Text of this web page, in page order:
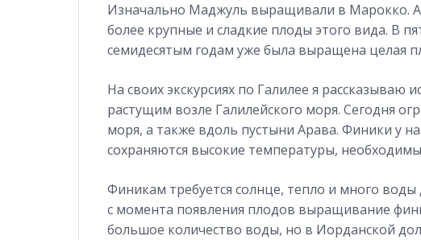
Изначально Маджуль выращивали в Марокко.
более крупные и сладкие плоды этого вида. В
семидесятым годам уже была выращена целая
На своих экскурсиях по Галилее я
растущим возле Галилейского моря. Сегодня
моря, а также вдоль пустыни Арава. Финики у
сохраняются высокие температуры,
Финикам требуется солнце, тепло и много
с момента появления плодов выращивание
большое количество воды, но в Иорданской